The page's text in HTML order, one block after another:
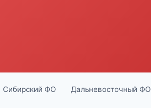
Сибирский ФО Дальневосточный ФО